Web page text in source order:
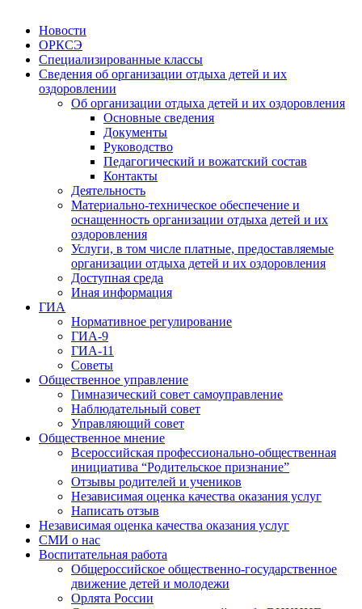
Новости
ОРКСЭ
Специализированные классы
Сведения об организации отдыха детей и их
оздоровлении
Об организации отдыха детей и их оздоровления
Основные сведения
Документы
Руководство
Педагогический и вожатский состав
Контакты
Деятельность
Материально-техническое обеспечение и
оснащенность организации отдыха детей и их
оздоровления
Услуги, в том числе платные, предоставляемые
организации отдыха детей и их оздоровления
Доступная среда
Иная информация
ГИА
Нормативное регулирование
ГИА-9
ГИА-11
Советы
Общественное управление
Гимназический совет самоуправление
Наблюдательный совет
Управляющий совет
Общественное мнение
Всероссийская профессионально-общественная
инициатива “Родительское признание”
Отзывы родителей и учеников
Независимая оценка качества оказания услуг
Написать отзыв
Независимая оценка качества оказания услуг
СМИ о нас
Воспитательная работа
Общероссийское общественно-государственное
движение детей и молодежи
Орлята России